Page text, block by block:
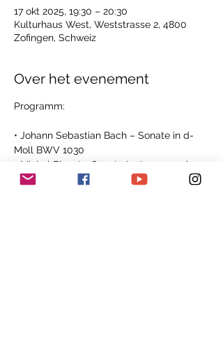
17 okt 2025, 19:30 – 20:30
Kulturhaus West, Weststrasse 2, 4800
Zofingen, Schweiz
Over het evenement
Programm:
• Johann Sebastian Bach – Sonate in d-
Moll BWV 1030
• Michel Blavet - Sonata La Lumague in c-
Moll